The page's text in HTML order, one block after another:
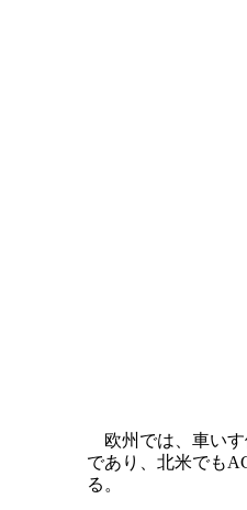
欧州では、車いす
であり、北米でも
る。